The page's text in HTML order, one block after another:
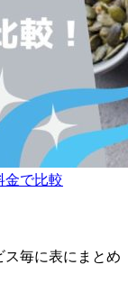
金で比較
毎に表にまとめ